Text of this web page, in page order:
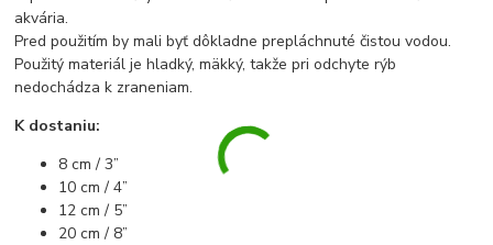
akvária.
Pred použitím by mali byť dôkladne prepláchnuté čistou vodou.
Použitý materiál je hladký, mäkký, takže pri odchyte rýb
nedochádza k zraneniam.
K dostaniu:
8 cm / 3”
10 cm / 4”
12 cm / 5”
20 cm / 8”